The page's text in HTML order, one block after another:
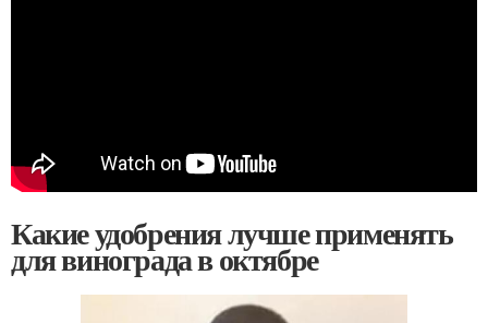
Какие удобрения лучше применять
для винограда в октябре